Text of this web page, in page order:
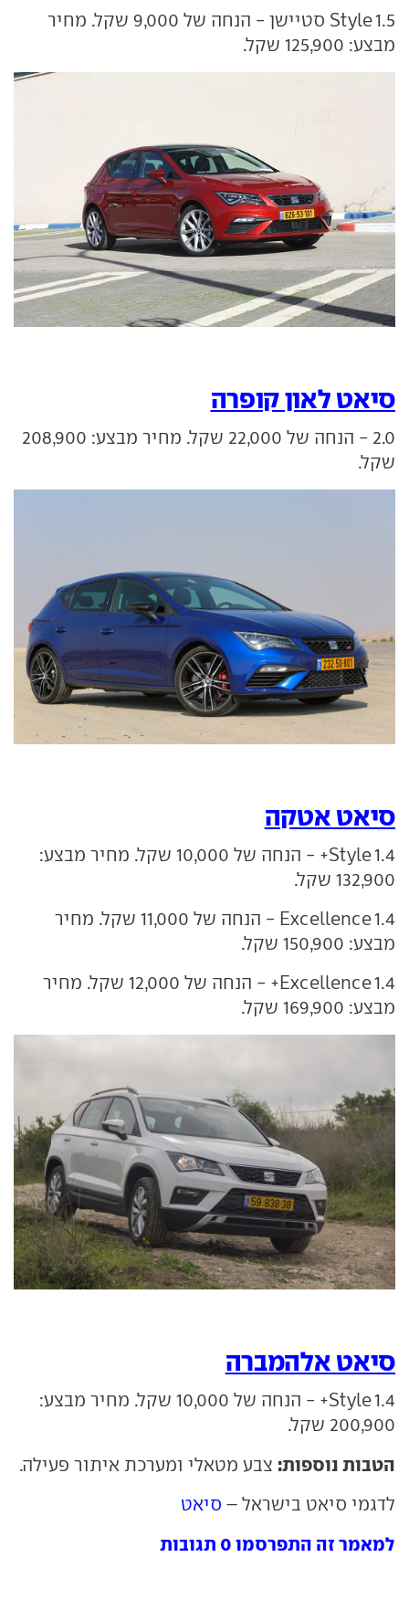
1.5 Style סטיישן - הנחה של 9,000 שקל. מחיר
מבצע: 125,900 שקל.
סיאט לאון קופרה
2.0 - הנחה של 22,000 שקל. מחיר מבצע: 208,900
שקל.
סיאט אטקה
1.4 Style+ - הנחה של 10,000 שקל. מחיר מבצע:
132,900 שקל.
1.4 Excellence - הנחה של 11,000 שקל. מחיר
מבצע: 150,900 שקל.
1.4 Excellence+ - הנחה של 12,000 שקל. מחיר
מבצע: 169,900 שקל.
סיאט אלהמברה
1.4 Style+ - הנחה של 10,000 שקל. מחיר מבצע:
200,900 שקל.
הטבות נוספות: צבע מטאלי ומערכת איתור פעילה.
לדגמי סיאט בישראל – סיאט
למאמר זה התפרסמו 0 תגובות